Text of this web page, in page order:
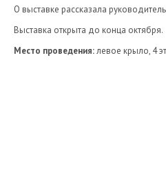
О выставке рассказала
Выставка открыта до конца октября.
Место проведения:левое крыло, 4